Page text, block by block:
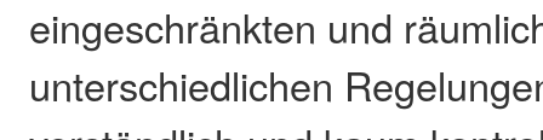
eingeschränkten und
unterschiedlichen